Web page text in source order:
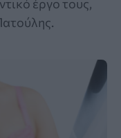
έργο τους,